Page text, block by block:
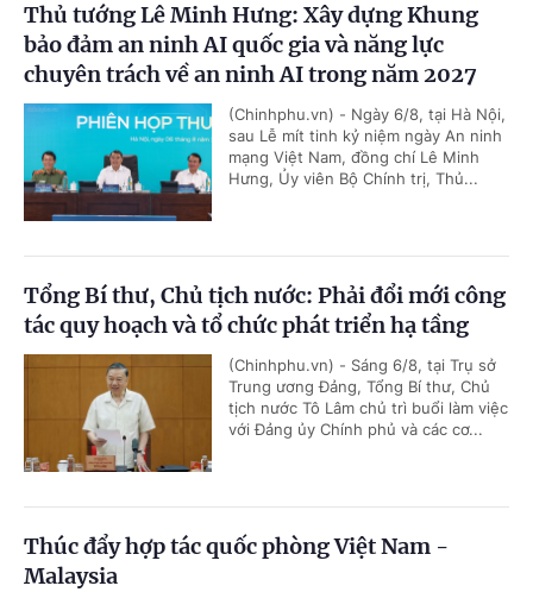
Thủ tướng Lê Minh Hưng: Xây dựng Khung
bảo đảm an ninh AI quốc gia và năng lực
chuyên trách về an ninh AI trong năm 2027
(Chinhphu.vn) - Ngày 6/8, tại Hà Nội,
sau Lễ mít tinh kỷ niệm ngày An ninh
mạng Việt Nam, đồng chí Lê Minh
Hưng, Ủy viên Bộ Chính trị, Thủ...
Tổng Bí thư, Chủ tịch nước: Phải đổi mới công
tác quy hoạch và tổ chức phát triển hạ tầng
(Chinhphu.vn) - Sáng 6/8, tại Trụ sở
Trung ương Đảng, Tổng Bí thư, Chủ
tịch nước Tô Lâm chủ trì buổi làm việc
với Đảng ủy Chính phủ và các cơ...
Thúc đẩy hợp tác quốc phòng Việt Nam -
Malaysia